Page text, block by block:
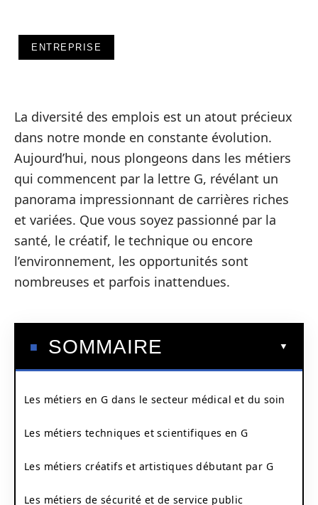
ENTREPRISE
La diversité des emplois est un atout précieux
dans notre monde en constante évolution.
Aujourd’hui, nous plongeons dans les métiers
qui commencent par la lettre G, révélant un
panorama impressionnant de carrières riches
et variées. Que vous soyez passionné par la
santé, le créatif, le technique ou encore
l’environnement, les opportunités sont
nombreuses et parfois inattendues.
SOMMAIRE
Les métiers en G dans le secteur médical et du soin
Les métiers techniques et scientifiques en G
Les métiers créatifs et artistiques débutant par G
Les métiers de sécurité et de service public